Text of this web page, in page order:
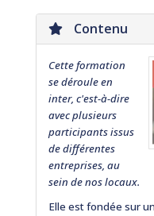
Contenu
Cette formation
se déroule en
inter, c'est-à-dire
avec plusieurs
participants issus
de différentes
entreprises, au
sein de nos locaux.
Elle est fondée sur